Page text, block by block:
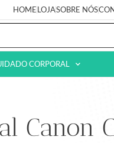
HOMELOJASOBRE NÓS
CORPORAL
Canon